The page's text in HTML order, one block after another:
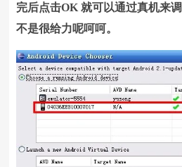
完后点击OK 就可以通过真机来
不是很给力呢呵呵。